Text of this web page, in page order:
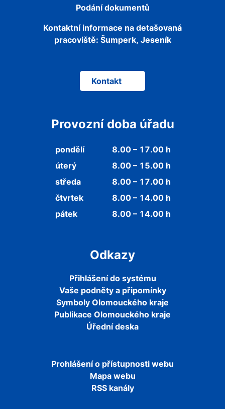
Podání dokumentů
Kontaktní informace na detašovaná
pracoviště: Šumperk, Jeseník
Kontakt
Provozní doba úřadu
pondělí
8.00 – 17.00 h
úterý
8.00 – 15.00 h
středa
8.00 – 17.00 h
čtvrtek
8.00 – 14.00 h
pátek
8.00 – 14.00 h
Odkazy
Přihlášení do systému
Vaše podněty a připomínky
Symboly Olomouckého kraje
Publikace Olomouckého kraje
Úřední deska
Prohlášení o přístupnosti webu
Mapa webu
RSS kanály